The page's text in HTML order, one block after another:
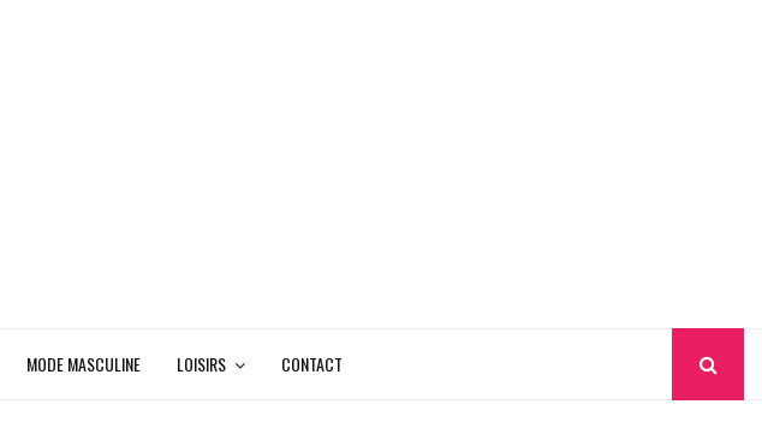
MODE MASCULINE LOISIRS CONTACT